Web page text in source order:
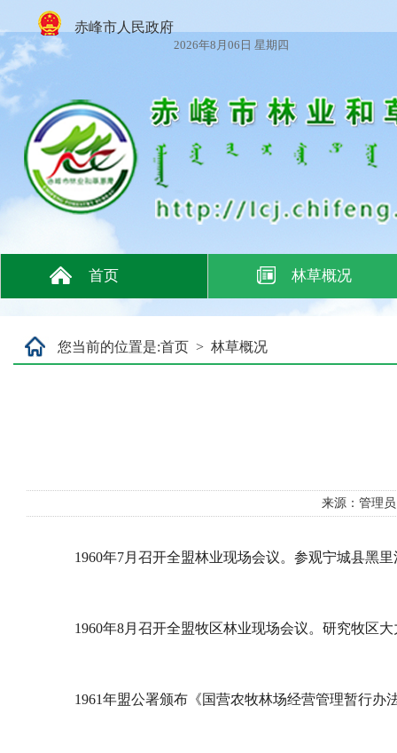
赤峰市人民政府
2026年8月06日 星期四
首页 林草概况
您当前的位置是:首页 > 林草概况
来源：管理
1960年7月召开全盟林业现场会议。参观宁城县黑
1960年8月召开全盟牧区林业现场会议。研究牧区
1961年盟公署颁布《国营农牧林场经营管理暂行办